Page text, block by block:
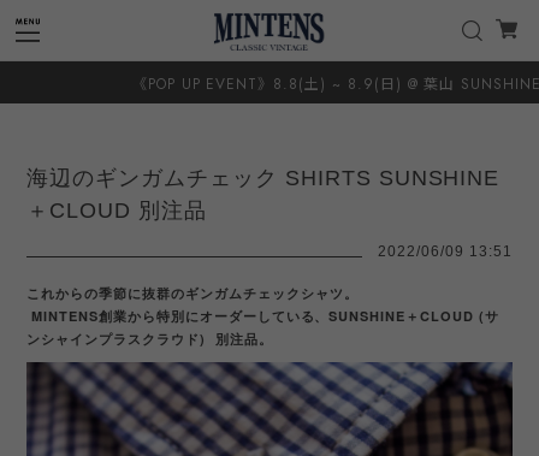
《POP UP EVENT》8.8(土) ~ 8.9(日) @ 葉山 SUNSHINE＋
海辺のギンガムチェック SHIRTS SUNSHINE
＋CLOUD 別注品
2022/06/09 13:51
これからの季節に抜群のギンガムチェックシャツ。
MINTENS創業から特別にオーダーしている、SUNSHINE＋CLOUD (サ
ンシャインプラスクラウド) 別注品。